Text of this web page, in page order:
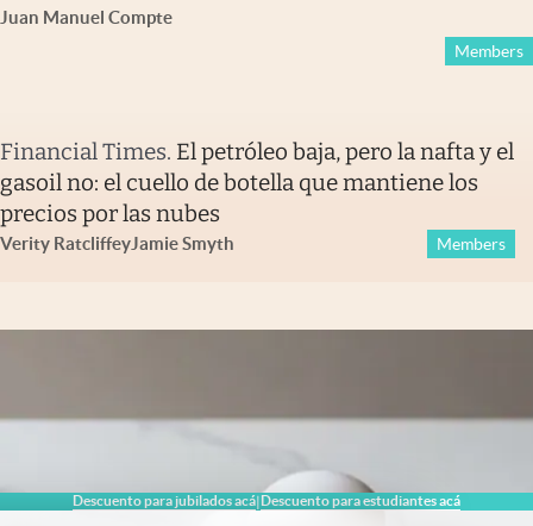
Descuento para jubilados acá|Descuento para estudiantes acá
Juan Manuel Compte
Members
Financial Times. El petróleo baja, pero la nafta y el
gasoil no: el cuello de botella que mantiene los
precios por las nubes
Verity RatcliffeyJamie Smyth Members